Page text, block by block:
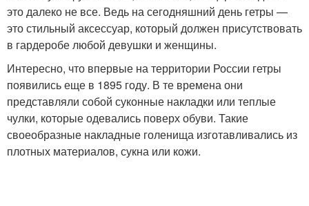
это далеко не все. Ведь на сегодняшний день гетры —
это стильный аксессуар, который должен присутствовать
в гардеробе любой девушки и женщины.
Интересно, что впервые на территории России гетры
появились еще в 1895 году. В те времена они
представляли собой суконные накладки или теплые
чулки, которые одевались поверх обуви. Такие
своеобразные накладные голенища изготавливались из
плотных материалов, сукна или кожи.